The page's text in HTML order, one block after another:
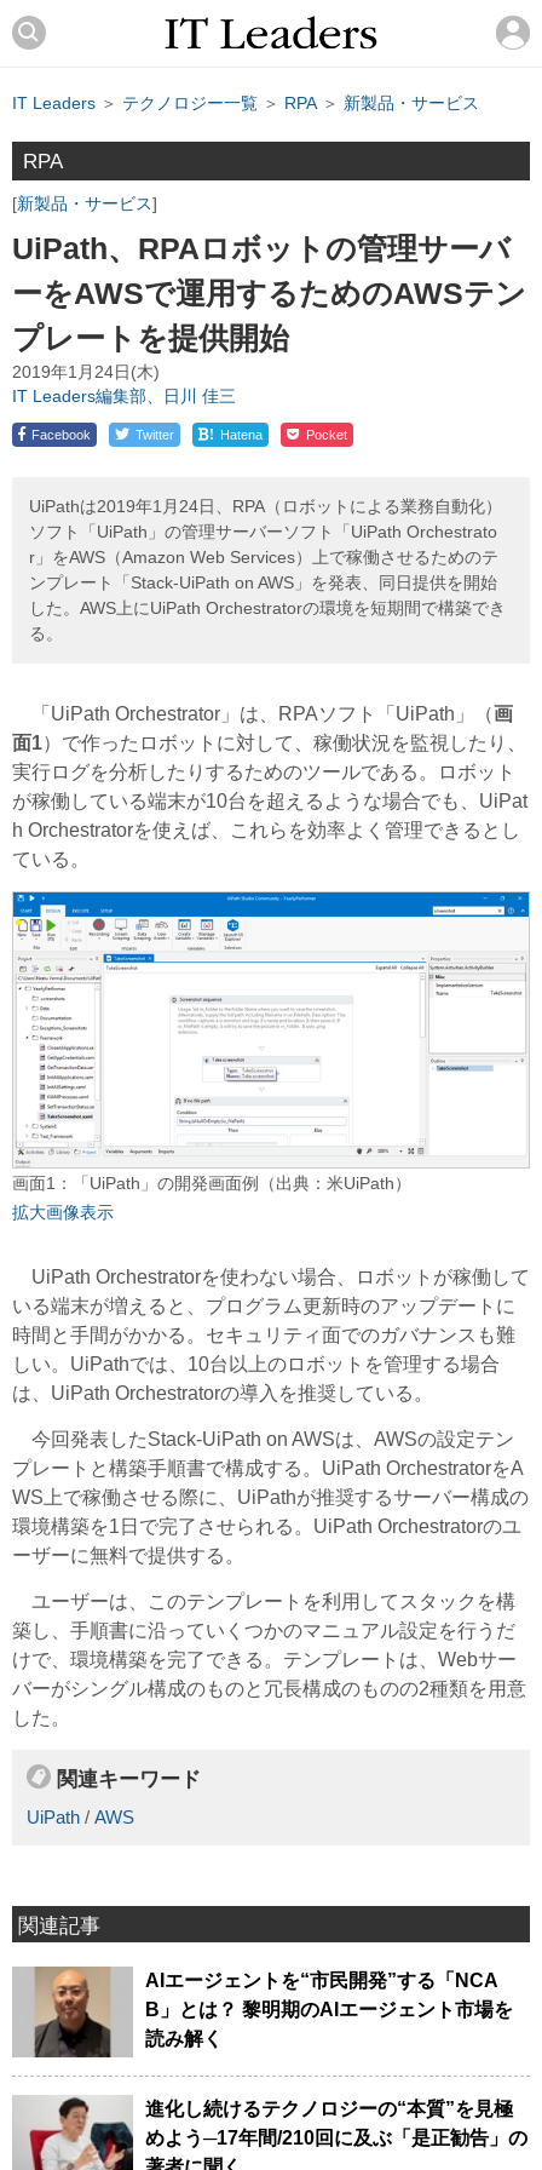
IT Leaders ＞ テクノロジー一覧 ＞ RPA ＞ 新製品・サービス
RPA
新製品・サービス
UiPath、RPAロボットの管理サーバ
ーをAWSで運用するためのAWSテン
プレートを提供開始
2019年1月24日(木)
IT Leaders編集部、日川 佳三
Facebook Twitter ! Hatena Pocket
UiPathは2019年1月24日、RPA（ロボットによる業務自動化）
ソフト「UiPath」の管理サーバーソフト「UiPath Orchestrato
r」をAWS（Amazon Web Services）上で稼働させるためのテ
ンプレート「Stack-UiPath on AWS」を発表、同日提供を開始
した。AWS上にUiPath Orchestratorの環境を短期間で構築でき
る。
「UiPath Orchestrator」は、RPAソフト「UiPath」（画
面1）で作ったロボットに対して、稼働状況を監視したり、
実行ログを分析したりするためのツールである。ロボット
が稼働している端末が10台を超えるような場合でも、UiPat
h Orchestratorを使えば、これらを効率よく管理できるとし
ている。
画面1：「UiPath」の開発画面例（出典：米UiPath）
拡大画像表示
UiPath Orchestratorを使わない場合、ロボットが稼働して
いる端末が増えると、プログラム更新時のアップデートに
時間と手間がかかる。セキュリティ面でのガバナンスも難
しい。UiPathでは、10台以上のロボットを管理する場合
は、UiPath Orchestratorの導入を推奨している。
今回発表したStack-UiPath on AWSは、AWSの設定テン
プレートと構築手順書で構成する。UiPath OrchestratorをA
WS上で稼働させる際に、UiPathが推奨するサーバー構成の
環境構築を1日で完了させられる。UiPath Orchestratorのユ
ーザーに無料で提供する。
ユーザーは、このテンプレートを利用してスタックを構
築し、手順書に沿っていくつかのマニュアル設定を行うだ
けで、環境構築を完了できる。テンプレートは、Webサー
バーがシングル構成のものと冗長構成のものの2種類を用意
した。
関連キーワード
UiPath / AWS
関連記事
AIエージェントを“市民開発”する「NCA
B」とは？ 黎明期のAIエージェント市場を
読み解く
進化し続けるテクノロジーの“本質”を見極
めよう─17年間/210回に及ぶ「是正勧告」の